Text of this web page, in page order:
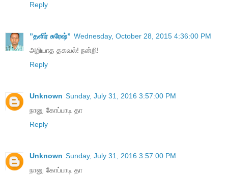
Reply
”தளிர் சுரேஷ்” Wednesday, October 28, 2015 4:36:00 PM
அறியாத தகவல்! நன்றி!
Reply
Unknown Sunday, July 31, 2016 3:57:00 PM
நானு கோப்பாடி தா
Reply
Unknown Sunday, July 31, 2016 3:57:00 PM
நானு கோப்பாடி தா